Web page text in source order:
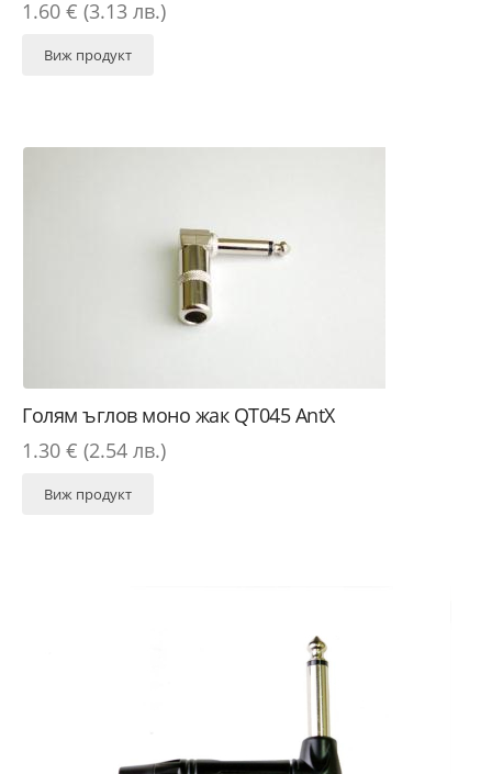
1.60 € (3.13 лв.)
Виж продукт
Голям ъглов моно жак QT045 AntX
1.30 € (2.54 лв.)
Виж продукт